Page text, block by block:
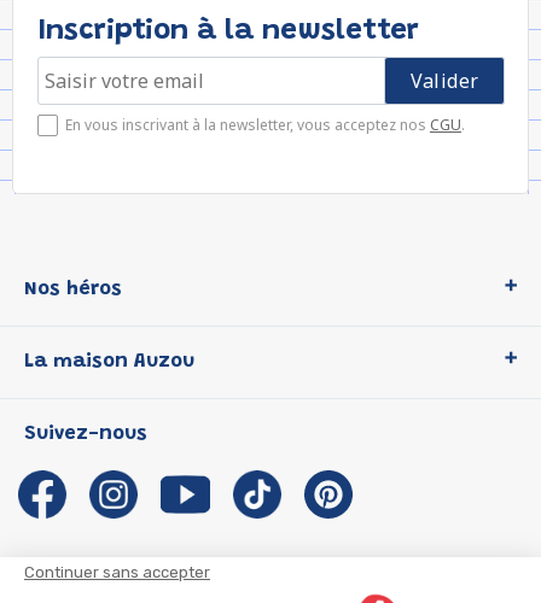
Continuer sans accepter
Inscription à la newsletter
En vous inscrivant à la newsletter, vous acceptez nos CGU.
Nos héros
P'tit Loup
Les Influenceuses
Migali
Petite Taupe
La maison Auzou
Notre histoire
Auzou s'engage
Auteurs et illustrateurs Auzou
Suivez-nous